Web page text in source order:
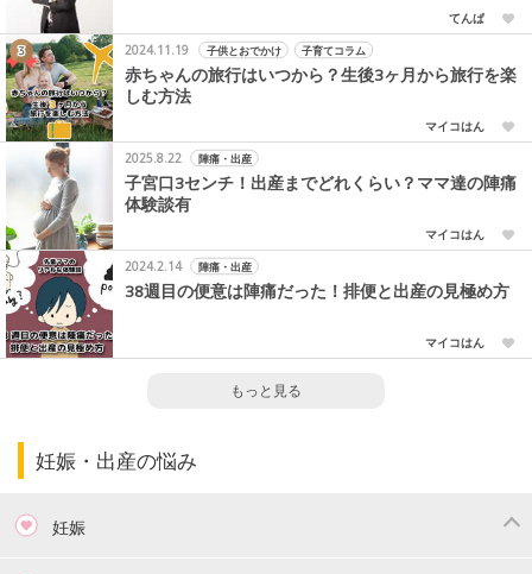
てんぱ
2024.11.19
子供とおでかけ 子育てコラム
赤ちゃんの旅行はいつから？生後3ヶ月から旅行を楽
しむ方法
マイコはん
2025.8.22
陣痛・出産
子宮口3センチ！出産までどれくらい？ママ達の陣痛
体験談有
マイコはん
2024.2.14
陣痛・出産
38週目の便意は陣痛だった！排便と出産の見極め方
マイコはん
もっと見る
妊娠・出産の悩み
妊娠